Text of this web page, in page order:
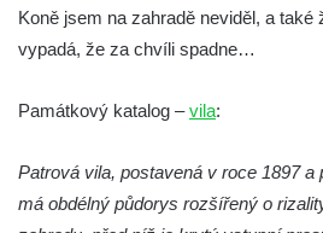
Frinda)
Hotel Vladimir v Ústí nad Labem
Budova Oblastního muzea v Ústí nad
Koně jsem na zahradě neviděl, a také
vypadá, že za chvíli spadne…
Památkový katalog –vila:
Patrová vila, postavená v roce 1897 a
má obdélný půdorys rozšířený o